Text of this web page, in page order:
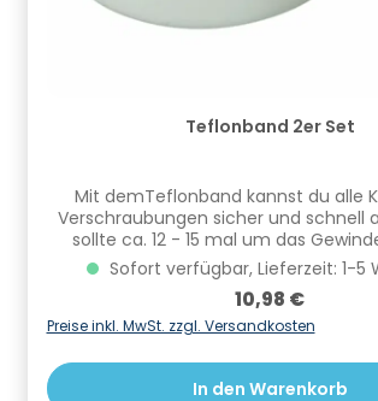
Teflonband 2er Set
Mit demTeflonband kannst du alle
Verschraubungen sicher und schnell
sollte ca. 12 - 15 mal um das
werden bevor du den Kunststoff Fitting
Informationen zur Produktsicherheit Hersteller/EU
Verantwortliche Person: CF Group
GmbH, Bahnhofstraße 68, 73240
Gefahrstoffhinweise (falls
Sofort verfügbar, Lieferzeit: 1-5
Regulärer Preis:
10,98 €
Preise inkl. MwSt. zzgl. Versandkosten
In den Warenkorb